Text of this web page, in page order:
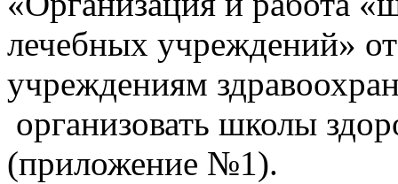
лечебных учреждений»
учреждениям
организовать школы
(приложение №1).